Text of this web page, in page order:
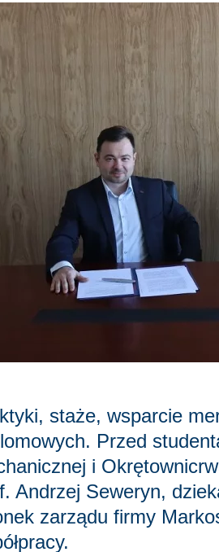
staże, wsparcie
Przed
i
Andrzej Seweryn,
zarządu firmy